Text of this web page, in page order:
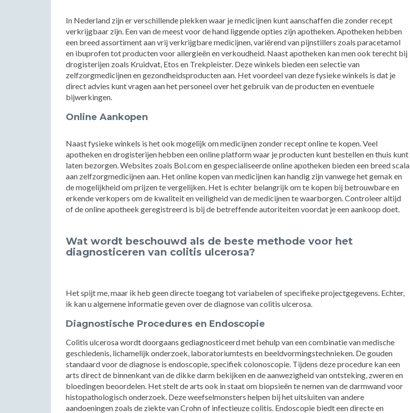
In Nederland zijn er verschillende plekken waar je medicijnen kunt aanschaffen die zonder recept
verkrijgbaar zijn. Een van de meest voor de hand liggende opties zijn apotheken. Apotheken hebben
een breed assortiment aan vrij verkrijgbare medicijnen, variërend van pijnstillers zoals paracetamol
en ibuprofen tot producten voor allergieën en verkoudheid. Naast apotheken kan men ook terecht bij
drogisterijen zoals Kruidvat, Etos en Trekpleister. Deze winkels bieden een selectie van
zelfzorgmedicijnen en gezondheidsproducten aan. Het voordeel van deze fysieke winkels is dat je
direct advies kunt vragen aan het personeel over het gebruik van de producten en eventuele
bijwerkingen.
Online Aankopen
Naast fysieke winkels is het ook mogelijk om medicijnen zonder recept online te kopen. Veel
apotheken en drogisterijen hebben een online platform waar je producten kunt bestellen en thuis kunt
laten bezorgen. Websites zoals Bol.com en gespecialiseerde online apotheken bieden een breed scala
aan zelfzorgmedicijnen aan. Het online kopen van medicijnen kan handig zijn vanwege het gemak en
de mogelijkheid om prijzen te vergelijken. Het is echter belangrijk om te kopen bij betrouwbare en
erkende verkopers om de kwaliteit en veiligheid van de medicijnen te waarborgen. Controleer altijd
of de online apotheek geregistreerd is bij de betreffende autoriteiten voordat je een aankoop doet.
Wat wordt beschouwd als de beste methode voor het
diagnosticeren van colitis ulcerosa?
Het spijt me, maar ik heb geen directe toegang tot variabelen of specifieke projectgegevens. Echter,
ik kan u algemene informatie geven over de diagnose van colitis ulcerosa.
Diagnostische Procedures en Endoscopie
Colitis ulcerosa wordt doorgaans gediagnosticeerd met behulp van een combinatie van medische
geschiedenis, lichamelijk onderzoek, laboratoriumtests en beeldvormingstechnieken. De gouden
standaard voor de diagnose is endoscopie, specifiek colonoscopie. Tijdens deze procedure kan een
arts direct de binnenkant van de dikke darm bekijken en de aanwezigheid van ontsteking, zweren en
bloedingen beoordelen. Het stelt de arts ook in staat om biopsieën te nemen van de darmwand voor
histopathologisch onderzoek. Deze weefselmonsters helpen bij het uitsluiten van andere
aandoeningen zoals de ziekte van Crohn of infectieuze colitis. Endoscopie biedt een directe en